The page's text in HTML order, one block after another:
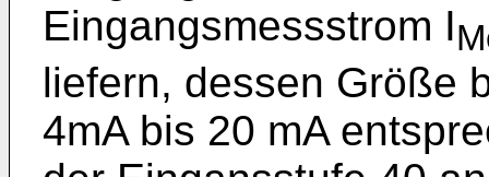
Eingangsmessstrom I
liefern, dessen Größe
4mA bis 20 mA